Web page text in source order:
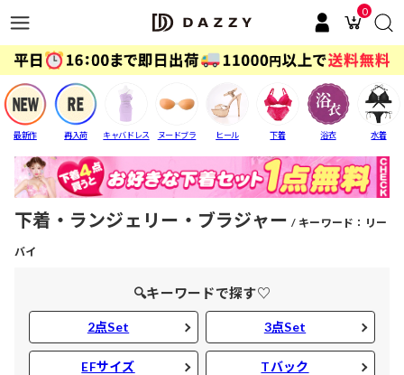
0
最新作 再入荷 キャバドレス ヌードブラ ヒール 下着 浴衣 水着
下着・ランジェリー・ブラジャー キーワード：リー
バイ
🔍キーワードで探す♡
2点Set 3点Set
EFサイズ Tバック